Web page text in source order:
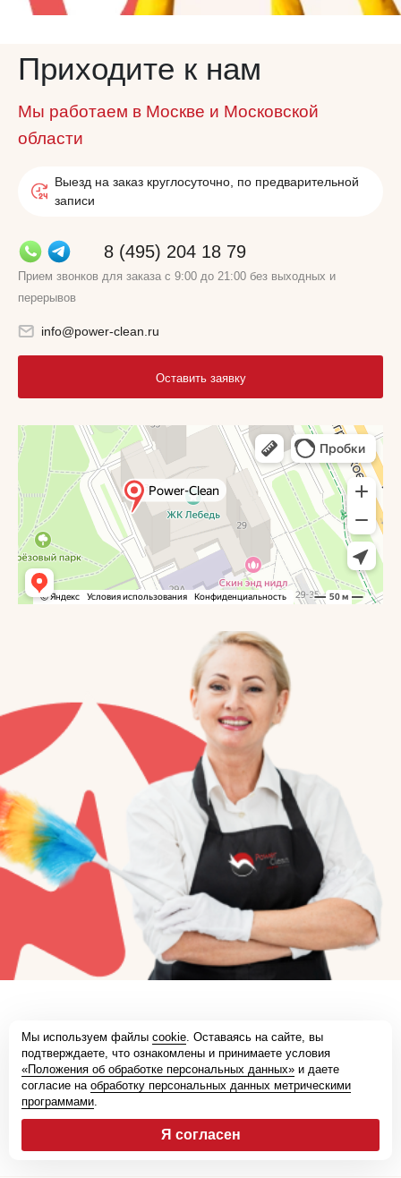
Приходите к нам
Мы работаем в Москве и Московской
области
Выезд на заказ круглосуточно, по предварительной
записи
8 (495) 204 18 79
Прием звонков для заказа с 9:00 до 21:00 без выходных и
перерывов
info@power-clean.ru
Оставить заявку
Клининговая компания
Регион работы - Москва и
Московская область
Мы используем файлы cookie. Оставаясь на сайте, вы
подтверждаете, что ознакомлены и принимаете условия
«Положения об обработке персональных данных» и даете
согласие на обработку персональных данных метрическими
программами.
Я согласен